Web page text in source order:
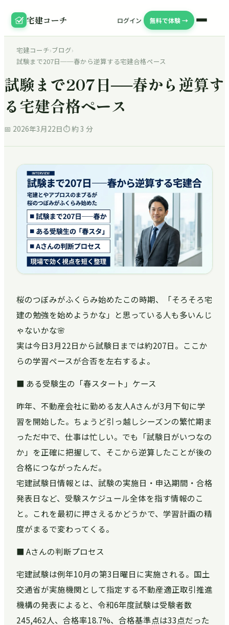
宅建コーチ ログイン 無料で体験 →
宅建コーチ›ブログ›
試験まで207日──春から逆算する宅建合格ペース
試験まで207日──春から逆算す
る宅建合格ペース
📅 2026年3月22日⏱ 約3 分
桜のつぼみがふくらみ始めたこの時期、「そろそろ宅
建の勉強を始めようかな」と思っている人も多いんじ
ゃないかな🌸
実は今日3月22日から試験日までは約207日。ここか
らの学習ペースが合否を左右するよ。
■ ある受験生の「春スタート」ケース
昨年、不動産会社に勤める友人Aさんが3月下旬に学
習を開始した。ちょうど引っ越しシーズンの繁忙期ま
っただ中で、仕事は忙しい。でも「試験日がいつなの
か」を正確に把握して、そこから逆算したことが後の
合格につながったんだ。
宅建試験日情報とは、試験の実施日・申込期間・合格
発表日など、受験スケジュール全体を指す情報のこ
と。これを最初に押さえるかどうかで、学習計画の精
度がまるで変わってくる。
■ Aさんの判断プロセス
宅建試験は例年10月の第3日曜日に実施される。国土
交通省が実施機関として指定する不動産適正取引推進
機構の発表によると、令和6年度試験は受験者数
245,462人、合格率18.7%、合格基準点は33点だった